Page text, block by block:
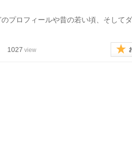
プロフィールや昔の若い頃、そして
1027 view